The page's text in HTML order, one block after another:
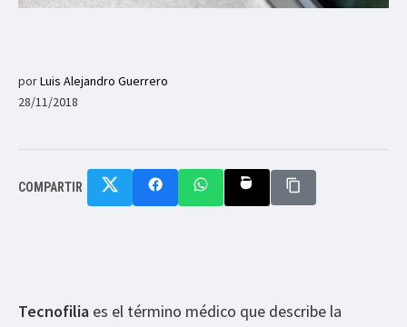
porLuis Alejandro Guerrero
28/11/2018
COMPARTIR
Tecnofilia es el término médico que describe la